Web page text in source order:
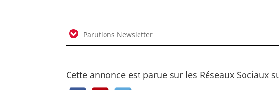
Parutions Newsletter
Cette annonce est parue sur les Réseaux Sociaux